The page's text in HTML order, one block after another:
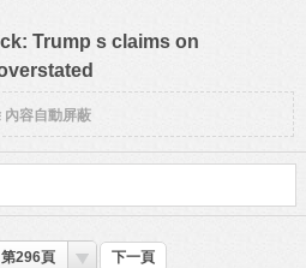
Trump s claims on
內容自動屏蔽
第296頁 下一頁